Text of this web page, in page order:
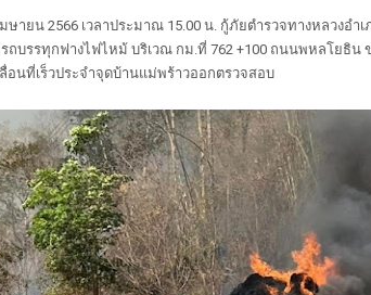
ยน 2566 เวลาประมาณ 15.00 น. กู้ภัยตำรวจทางหลวงอำเ
ถบรรทุกฟางไฟไหม้ บริเวณ กม.ที่ 762 +100 ถนนพหลโยธิน
อนที่เร็วประจำจุดบ้านแม่พร้าวออกตรวจสอบ